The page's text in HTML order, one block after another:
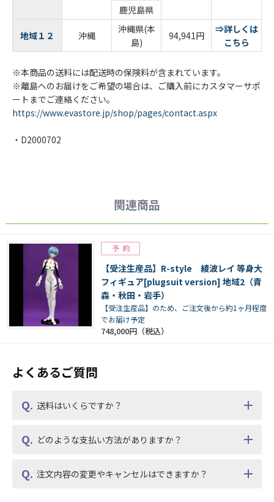
鹿児島県
地域１２ 沖縄
沖縄県(本
島)
94,941円
⇒詳しくは
こちら
※本商品の送料には配送時の保険料が含まれています。
※離島へのお届けをご希望の場合は、ご購入前にカスタマーサポ
ートまでご連絡ください。
https://www.evastore.jp/shop/pages/contact.aspx
・D2000702
関連商品
【受注生産品】R-style 綾波レイ 等身大
フィギュア[plugsuit version] 地域2（青
森・秋田・岩手）
【受注生産品】のため、ご注文後から約1ヶ月程度
でお届け予定
748,000円
よくあるご質問
送料はいくらですか？
どのような支払い方法がありますか？
注文内容の変更やキャンセルはできますか？